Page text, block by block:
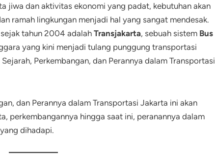
jiwa dan aktivitas ekonomi yang padat, kebutuhan akan
ramah lingkungan menjadi hal yang sangat mendesak.
tahun 2004 adalah Transjakarta, sebuah sistem Bus
yang kini menjadi tulang punggung transportasi
Perkembangan, dan Perannya dalam Transportasi
dan Perannya dalam Transportasi Jakarta ini akan
perkembangannya hingga saat ini, peranannya dalam
dihadapi.